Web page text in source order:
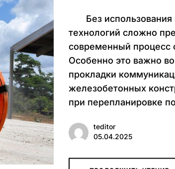
Без использования
технологий сложно
современный процесс
Особенно это важно
прокладки
железобетонных
при перепланировке
teditor
05.04.2025